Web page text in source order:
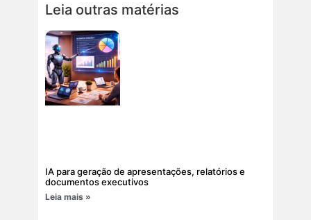
Leia outras matérias
IA para geração de apresentações, relatórios e
documentos executivos
Leia mais »